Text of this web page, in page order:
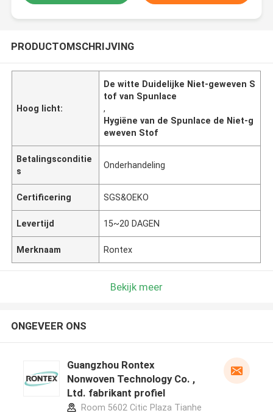
PRODUCTOMSCHRIJVING
Hoog licht:
De witte Duidelijke Niet-geweven S
tof van Spunlace
,
Hygiëne van de Spunlace de Niet-g
eweven Stof
Betalingsconditie
s
Onderhandeling
Certificering SGS&OEKO
Levertijd 15~20 DAGEN
Merknaam Rontex
Bekijk meer
ONGEVEER ONS
Guangzhou Rontex
Nonwoven Technology Co. ,
Ltd. fabrikant profiel
Room 5602 Citic Plaza Tianhe